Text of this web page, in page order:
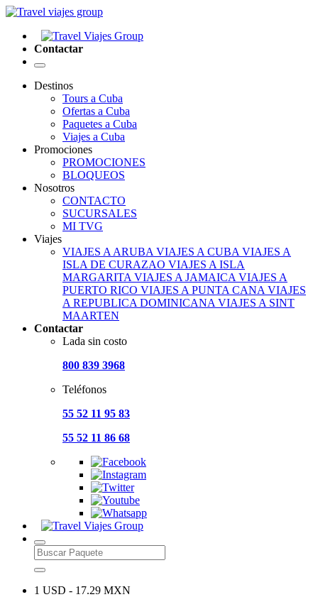
Contactar
Destinos
Tours a Cuba
Ofertas a Cuba
Paquetes a Cuba
Viajes a Cuba
Promociones
PROMOCIONES
BLOQUEOS
Nosotros
CONTACTO
SUCURSALES
MI TVG
Viajes
VIAJES A ARUBA VIAJES A CUBA VIAJES A
ISLA DE CURAZAO VIAJES A ISLA
MARGARITA VIAJES A JAMAICA VIAJES A
PUERTO RICO VIAJES A PUNTA CANA VIAJES
A REPUBLICA DOMINICANA VIAJES A SINT
MAARTEN
Contactar
Lada sin costo
800 839 3968
Teléfonos
55 52 11 95 83
55 52 11 86 68
1 USD - 17.29 MXN